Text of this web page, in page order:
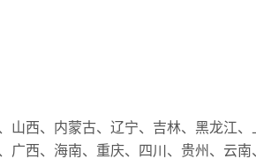
山西、内蒙古、辽宁、吉林、黑龙江、
西、海南、重庆、四川、贵州、云南